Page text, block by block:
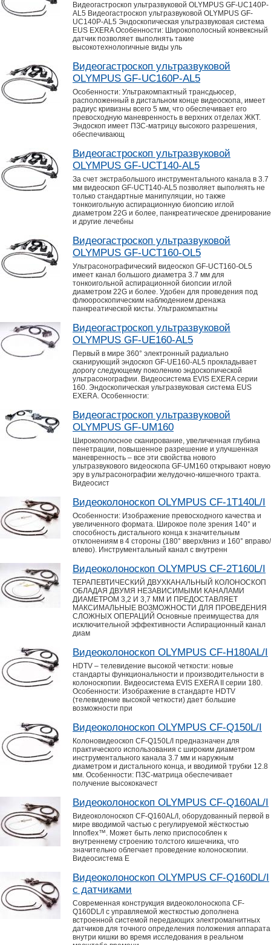
Видеогастроскоп ультразвуковой OLYMPUS GF-UC140P-
AL5 Видеогастроскоп ультразвуковой OLYMPUS GF-
UC140P-AL5 Эндоскопическая ультразвуковая система
EUS EXERA Особенности: Широкополосный конвексный
датчик позволяет выполнять такие
высокотехнологичные виды уль
Видеогастроскоп ультразвуковой
OLYMPUS GF-UC160P-AL5
Особенности: Ультракомпактный трансдьюсер,
расположенный в дистальном конце видеоскопа, имеет
радиус кривизны всего 5 мм, что обеспечивает его
превосходную маневренность в верхних отделах ЖКТ.
Эндоскоп имеет ПЗС-матрицу высокого разрешения,
обеспечивающ
Видеогастроскоп ультразвуковой
OLYMPUS GF-UCT140-AL5
За счет экстрабольшого инструментального канала в 3.7
мм видеоскоп GF-UCT140-AL5 позволяет выполнять не
только стандартные манипуляции, но также
тонкоигольную аспирационную биопсию иглой
диаметром 22G и более, панкреатическое дренирование
и другие лечебны
Видеогастроскоп ультразвуковой
OLYMPUS GF-UCT160-OL5
Ультрасонографический видеоскоп GF-UCT160-OL5
имеет канал большого диаметра 3.7 мм для
тонкоигольной аспирационной биопсии иглой
диаметром 22G и более. Удобен для проведения под
флюороскопическим наблюдением дренажа
панкреатической кисты. Ультракомпактны
Видеогастроскоп ультразвуковой
OLYMPUS GF-UE160-AL5
Первый в мире 360° электронный радиально
сканирующий эндоскоп GF-UE160-AL5 прокладывает
дорогу следующему поколению эндоскопической
ультрасонографии. Видеосистема EVIS EXERA серии
160. Эндоскопическая ультразвуковая система EUS
EXERA. Особенности:
Видеогастроскоп ультразвуковой
OLYMPUS GF-UM160
Широкополосное сканирование, увеличенная глубина
пенетрации, повышенное разрешение и улучшенная
маневренность – все эти свойства нового
ультразвукового видеоскопа GF-UM160 открывают новую
эру в ультрасонографии желудочно-кишечного тракта.
Видеосист
Видеоколоноскоп OLYMPUS CF-1T140L/I
Особенности: Изображение превосходного качества и
увеличенного формата. Широкое поле зрения 140° и
способность дистального конца к значительным
отклонениям в 4 стороны (180° вверх/вниз и 160° вправо/
влево). Инструментальный канал с внутренн
Видеоколоноскоп OLYMPUS CF-2T160L/I
ТЕРАПЕВТИЧЕСКИЙ ДВУХКАНАЛЬНЫЙ КОЛОНОСКОП
ОБЛАДАЯ ДВУМЯ НЕЗАВИСИМЫМИ КАНАЛАМИ
ДИАМЕТРОМ 3,2 И 3,7 ММ И ПРЕДОСТАВЛЯЕТ
МАКСИМАЛЬНЫЕ ВОЗМОЖНОСТИ ДЛЯ ПРОВЕДЕНИЯ
СЛОЖНЫХ ОПЕРАЦИЙ Основные преимущества для
исключительной эффективности Аспирационный канал
диам
Видеоколоноскоп OLYMPUS CF-H180AL/I
HDTV – телевидение высокой четкости: новые
стандарты функциональности и производительности в
колоноскопии. Видеосистема EVIS EXERA II серии 180.
Особенности: Изображение в стандарте HDTV
(телевидение высокой четкости) дает большие
возможности при
Видеоколоноскоп OLYMPUS CF-Q150L/I
Колоновидеоскоп CF-Q150L/I предназначен для
практического использования с широким диаметром
инструментального канала 3.7 мм и наружным
диаметром и дистального конца, и вводимой трубки 12.8
мм. Особенности: ПЗС-матрица обеспечивает
получение высококачест
Видеоколоноскоп OLYMPUS CF-Q160AL/I
Видеоколоноскоп CF-Q160AL/I, оборудованный первой в
мире вводимой частью с регулируемой жёсткостью
Innoflex™. Может быть легко приспособлен к
внутреннему строению толстого кишечника, что
значительно облегчает проведение колоноскопии.
Видеосистема E
Видеоколоноскоп OLYMPUS CF-Q160DL/I
с датчиками
Современная конструкция видеоколоноскопа CF-
Q160DL/I с управляемой жесткостью дополнена
встроенной системой передающих электромагнитных
датчиков для точного определения положения аппарата
внутри кишки во время исследования в реальном